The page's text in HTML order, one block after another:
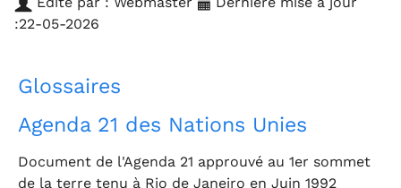
:22-05-2026
Glossaires
Agenda 21 des Nations Unies
Document de l'Agenda 21 approuvé au 1er sommet
de la terre tenu à Rio de Janeiro en Juin 1992